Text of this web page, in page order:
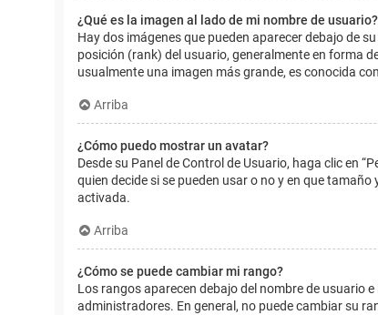
¿Qué es la imagen al lado de mi nombre de usuario?
Hay dos imágenes que pueden aparecer debajo de
posición (rank) del usuario, generalmente en forma
usualmente una imagen más grande, es conocida
Arriba
¿Cómo puedo mostrar un avatar?
Desde su Panel de Control de Usuario, haga clic en
quien decide si se pueden usar o no y en que
activada.
Arriba
¿Cómo se puede cambiar mi rango?
Los rangos aparecen debajo del nombre de usuario
administradores. En general, no puede cambiar su